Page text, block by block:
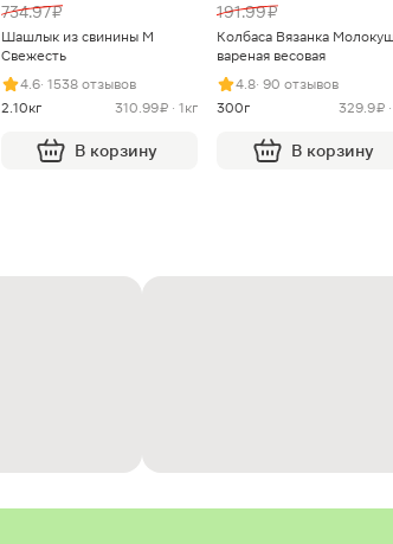
734.97 ₽
Шашлык из свинины М
Свежесть
4.6· 1538 отзывов
2.10кг
310.99 ₽ · 1кг
В корзину
191.99 ₽
Колбаса Вязанка
вареная весовая
4.8· 90 отзывов
300г
329.9 ₽ ·
В корзину